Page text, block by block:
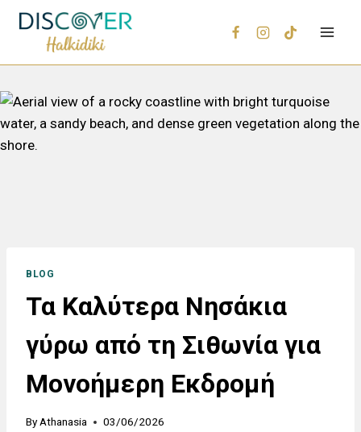
BLOG
Τα Καλύτερα Νησάκια
γύρω από τη Σιθωνία για
Μονοήμερη Εκδρομή
By Athanasia 03/06/2026